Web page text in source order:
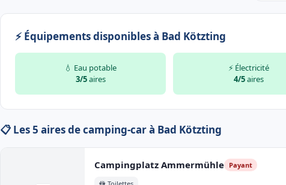
⚡ Équipements disponibles à Bad Kötzting
💧 Eau potable
3/5aires
⚡ Électricité
4/5aires
📋 Les 5 aires de camping-car à Bad Kötzting
Campingplatz Ammermühle Payant